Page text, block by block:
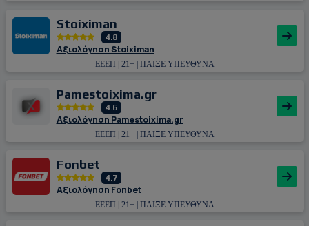
Stoiximan
4.8
Αξιολόγηση Stoiximan
ΕΕΕΠ | 21+ | ΠΑΙΞΕ ΥΠΕΥΘΥΝΑ
Pamestoixima.gr
4.6
Αξιολόγηση Pamestoixima.gr
ΕΕΕΠ | 21+ | ΠΑΙΞΕ ΥΠΕΥΘΥΝΑ
Fonbet
4.7
Αξιολόγηση Fonbet
ΕΕΕΠ | 21+ | ΠΑΙΞΕ ΥΠΕΥΘΥΝΑ